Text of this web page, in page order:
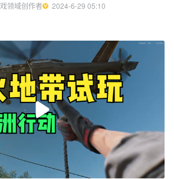
领域创作者
  2024-6-29 05:10